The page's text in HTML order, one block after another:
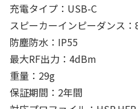
充電タイプ：USB-C
スピーカーインピーダンス
防塵防水：IP55
最大RF出力：4dBm
重量：29g
保証期間：2年間